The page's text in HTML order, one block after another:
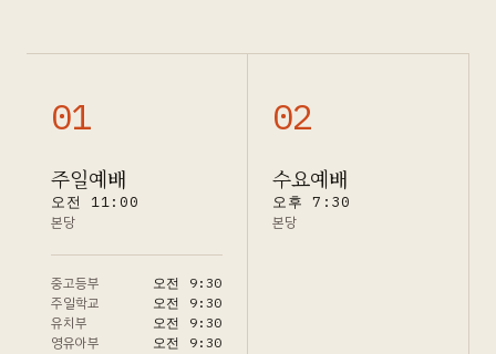
01
주일예배
오전 11:00
본당
중고등부 오전 9:30
주일학교 오전 9:30
유치부 오전 9:30
영유아부 오전 9:30
02
수요예배
오후 7:30
본당